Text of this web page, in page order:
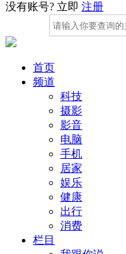
没有账号? 立即 注册
首页
频道
科技
摄影
影音
电脑
手机
居家
娱乐
健康
出行
消费
栏目